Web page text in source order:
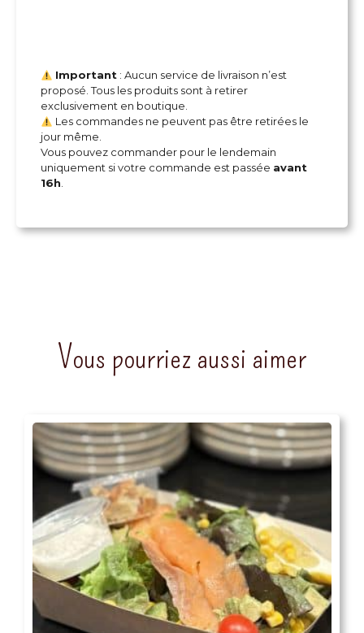
Important: Aucun service de livraison n’est
proposé. Tous les produits sont à retirer
exclusivement en boutique.
Les commandes ne peuvent pas être retirées le
jour même.
Vous pouvez commander pour le lendemain
uniquement si votre commande est passée avant
16h.
Vous pourriez aussi aimer